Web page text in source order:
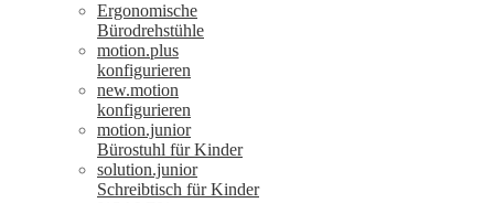
Ergonomische
Bürodrehstühle
motion.plus
konfigurieren
new.motion
konfigurieren
motion.junior
Bürostuhl für Kinder
solution.junior
Schreibtisch für Kinder